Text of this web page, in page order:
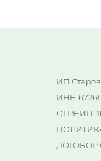
ИП
ИНН
ОГРНИП
ДОГОВОР